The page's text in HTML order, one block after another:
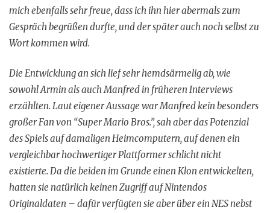
mich ebenfalls sehr freue, dass ich ihn hier abermals zum
Gespräch begrüßen durfte, und der später auch noch selbst zu
Wort kommen wird.
Die Entwicklung an sich lief sehr hemdsärmelig ab, wie
sowohl Armin als auch Manfred in früheren Interviews
erzählten. Laut eigener Aussage war Manfred kein besonders
großer Fan von “Super Mario Bros.”, sah aber das Potenzial
des Spiels auf damaligen Heimcomputern, auf denen ein
vergleichbar hochwertiger Plattformer schlicht nicht
existierte. Da die beiden im Grunde einen Klon entwickelten,
hatten sie natürlich keinen Zugriff auf Nintendos
Originaldaten – dafür verfügten sie aber über ein NES nebst